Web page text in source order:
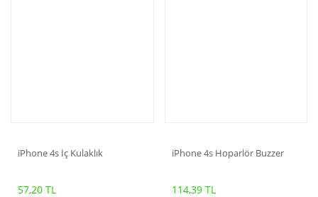
iPhone 4s İç Kulaklık
57,20 TL
iPhone 4s Hoparlör Buzzer
114,39 TL